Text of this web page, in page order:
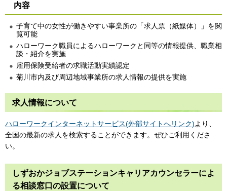
内容
子育て中の女性が働きやすい事業所の「求人票（紙媒体）」を閲
覧可能
ハローワーク職員によるハローワークと同等の情報提供、職業相
談・紹介を実施
雇用保険受給者の求職活動実績認定
菊川市内及び周辺地域事業所の求人情報の提供を実施
求人情報について
ハローワークインターネットサービス(外部サイトへリンク)より、
全国の最新の求人を検索することができます。ぜひご利用くださ
い。
しずおかジョブステーションキャリアカウンセラーによ
る相談窓口の設置について